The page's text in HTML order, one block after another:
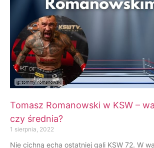
Tomasz Romanowski w KSW –
czy średnia?
1 sierpnia, 2022
Nie cichną echa ostatniej gali KSW 72. W